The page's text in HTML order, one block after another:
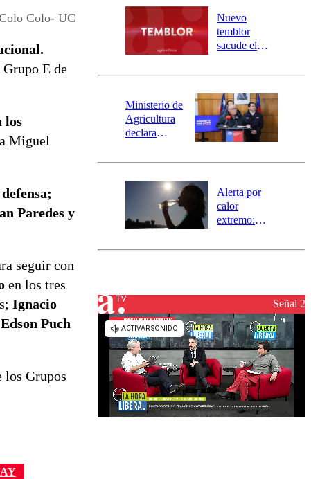
Colo- UC
E de
los
Miguel
Paredes y
seguir con
en los tres
Ignacio
Puch
los Grupos
río Damas:
activa
mensajería
SAE
Nuevo
temblor
sacude el
revisa la
epicentro
Ministerio de
Agricultura
declara
agrícola para
Alerta por
calor
extremo:
activa Alerta
Señal 2